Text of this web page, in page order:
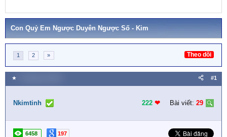
Con Quỷ Em Ngược Duyên Ngược Số - Kim
1 2 » Theo dõi
★ #1
Nkimtinh 222 ❤︎ Bài viết: 29
6458 197